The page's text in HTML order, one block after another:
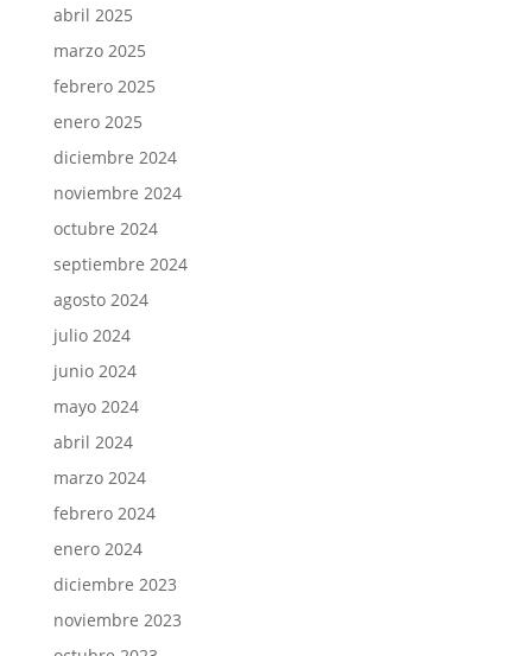
abril 2025
marzo 2025
febrero 2025
enero 2025
diciembre 2024
noviembre 2024
octubre 2024
septiembre 2024
agosto 2024
julio 2024
junio 2024
mayo 2024
abril 2024
marzo 2024
febrero 2024
enero 2024
diciembre 2023
noviembre 2023